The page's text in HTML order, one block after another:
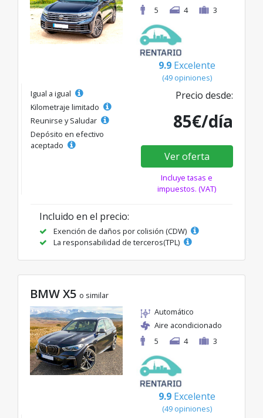
5
4 3
9.9 Excelente
(49 opiniones)
Igual a igual
Kilometraje limitado
Reunirse y Saludar
Depósito en efectivo
aceptado
Precio desde:
85€/día
Ver oferta
Incluye tasas e
impuestos. (VAT)
Incluido en el precio:
Exención de daños por colisión (CDW)
La responsabilidad de terceros(TPL)
BMW X5 o similar
Automático
Aire acondicionado
5
4 3
9.9 Excelente
(49 opiniones)